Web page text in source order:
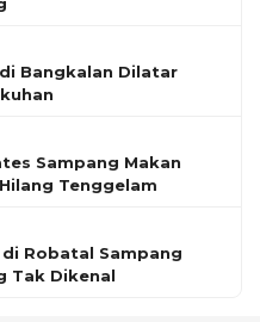
Bangkalan Dilatar
Sampang Makan
Tenggelam
Robatal Sampang
Tak Dikenal